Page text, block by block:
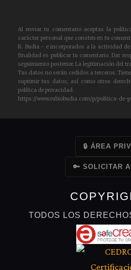
Publicar
un
comentario
Al enviar tu comentario aceptas la
carácter personal que consten en tu
R. Budia - e incorporados a la actividad de
finalidad es publicar tu comentario. Dar
seguimiento posterior. La legitimación del
Tus datos no serán cedidos a terceros.
suprimir tus datos, así como otros
política de privacidad.
https://www.rubiobudia.com/p/politica-de-
🔒 ÁREA
🔑 SOLICITAR
TODOS LOS